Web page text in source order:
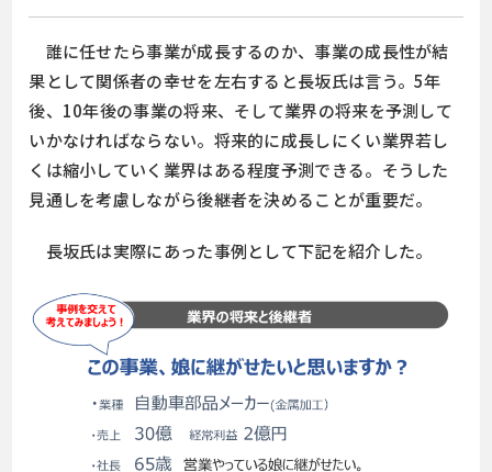
誰に任せたら事業が成長するのか、事業の成長性が結
果として関係者の幸せを左右すると長坂氏は言う。5年
後、10年後の事業の将来、そして業界の将来を予測して
いかなければならない。将来的に成長しにくい業界若し
くは縮小していく業界はある程度予測できる。そうした
見通しを考慮しながら後継者を決めることが重要だ。
長坂氏は実際にあった事例として下記を紹介した。